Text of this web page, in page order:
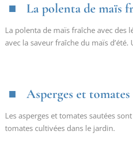
La polenta de maïs
La polenta de maïs fraîche avec des
avec la saveur fraîche du maïs
Asperges et tomates
Les asperges et tomates sautées
tomates cultivées dans le jardin.